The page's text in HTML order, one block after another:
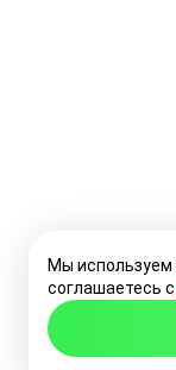
Мы используем
соглашаетесь с